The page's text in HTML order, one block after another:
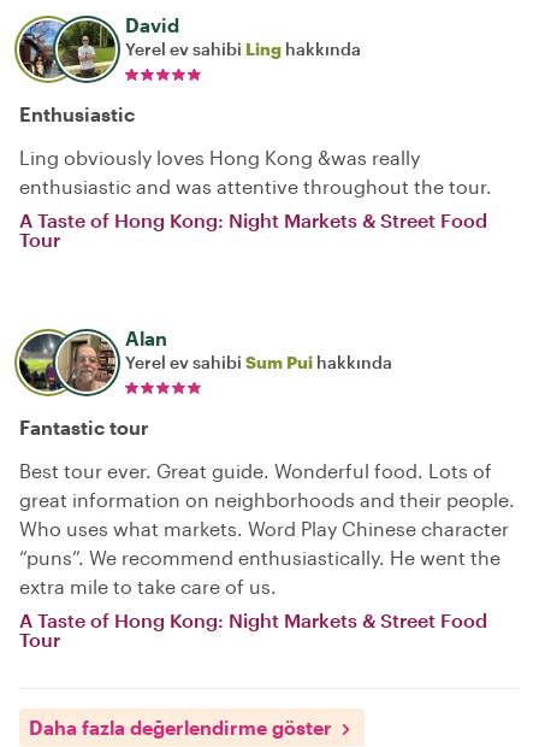
David
Yerel ev sahibi Ling hakkında
Enthusiastic
Ling obviously loves Hong Kong &was really
enthusiastic and was attentive throughout the tour.
A Taste of Hong Kong: Night Markets & Street Food
Tour
Alan
Yerel ev sahibi Sum Pui hakkında
Fantastic tour
Best tour ever. Great guide. Wonderful food. Lots of
great information on neighborhoods and their people.
Who uses what markets. Word Play Chinese character
“puns”. We recommend enthusiastically. He went the
extra mile to take care of us.
A Taste of Hong Kong: Night Markets & Street Food
Tour
Daha fazla değerlendirme göster